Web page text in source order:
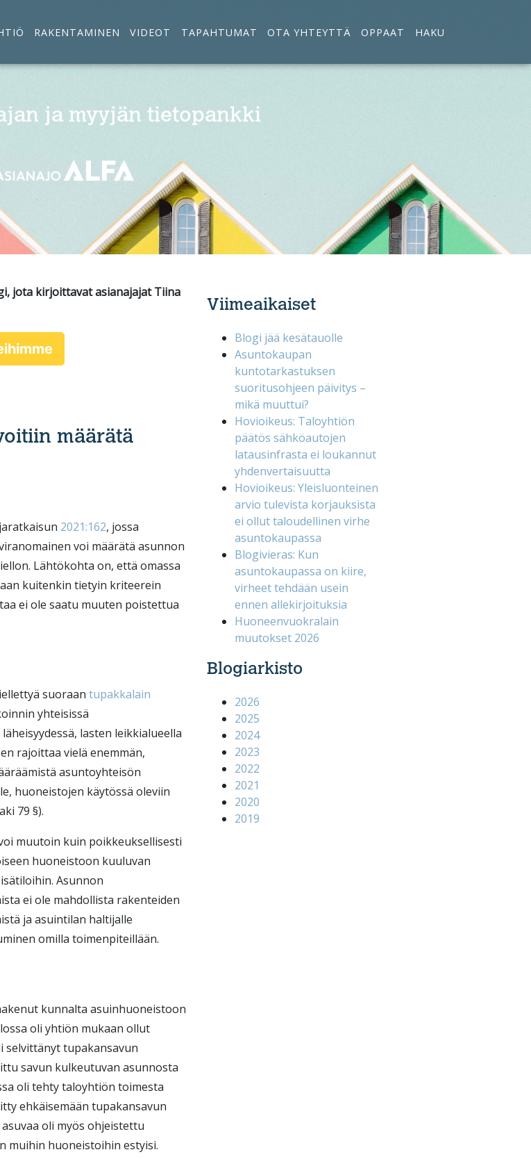
RAKENTAMINEN VIDEOT TAPAHTUMAT OTA YHTEYTTÄ OPPAAT HAKU
ja myyjän tietopankki
jota kirjoittavat asianajajat Tiina
määrätä
2021:162, jossa
voi määrätä asunnon
Lähtökohta on, että omassa
kuitenkin tietyin kriteerein
ei ole saatu muuten poistettua
suoraan tupakkalain
yhteisissä
lasten leikkialueella
rajoittaa vielä enemmän,
asuntoyhteisön
huoneistojen käytössä oleviin
79 §).
muutoin kuin poikkeuksellisesti
huoneistoon kuuluvan
Asunnon
ei ole mahdollista rakenteiden
ja asuintilan haltijalle
omilla toimenpiteillään.
kunnalta asuinhuoneistoon
oli yhtiön mukaan ollut
tupakansavun
savun kulkeutuvan asunnosta
oli tehty taloyhtiön toimesta
ehkäisemään tupakansavun
oli myös ohjeistettu
muihin huoneistoihin estyisi.
Viimeaikaiset
Blogi jää kesätauolle
Asuntokaupan
kuntotarkastuksen
suoritusohjeen päivitys –
mikä muuttui?
Hovioikeus: Taloyhtiön
päätös sähköautojen
latausinfrasta ei loukannut
yhdenvertaisuutta
Hovioikeus: Yleisluonteinen
arvio tulevista korjauksista
ei ollut taloudellinen virhe
asuntokaupassa
Blogivieras: Kun
asuntokaupassa on kiire,
virheet tehdään usein
ennen allekirjoituksia
Huoneenvuokralain
muutokset 2026
Blogiarkisto
2026
2025
2024
2023
2022
2021
2020
2019